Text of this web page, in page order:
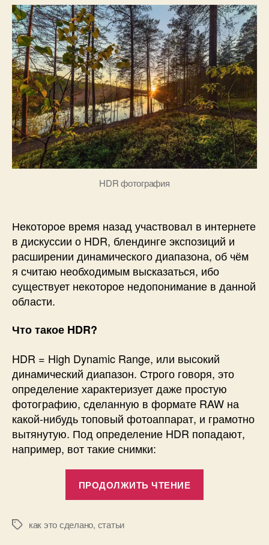
д
а
н
о
в
1
6
не
нужен
HDR?
HDR фотография
Некоторое время назад участвовал в интернете
в дискуссии о HDR, блендинге экспозиций и
расширении динамического диапазона, об чём
я считаю необходимым высказаться, ибо
существует некоторое недопонимание в данной
области.
Что такое HDR?
HDR = High Dynamic Range, или высокий
динамический диапазон. Строго говоря, это
определение характеризует даже простую
фотографию, сделанную в формате RAW на
какой-нибудь топовый фотоаппарат, и грамотно
вытянутую. Под определение HDR попадают,
например, вот такие снимки:
ПРОДОЛЖИТЬ ЧТЕНИЕ
Меткикак это сделано, статьи